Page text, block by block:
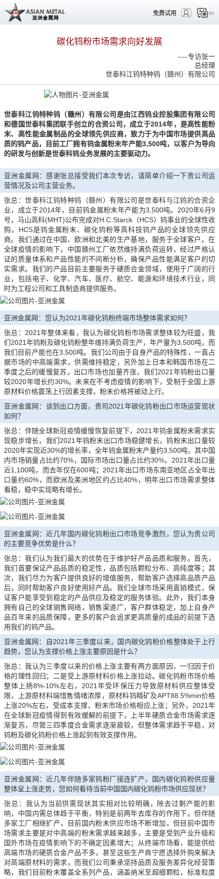
免费试用 EN
碳化钨粉市场需求向好发展
----专访张一
总经理
世泰科江钨特种钨（赣州）有限公司
世泰科江钨特种钨（赣州）有限公司是由江西钨业控股集团有限公司
和德国世泰科集团联手创立的合资公司，成立于2014年，是高性能粉
末、高性能金属制品的全球领先供应商，致力于为中国市场提供高品
质的钨产品，目前工厂拥有钨金属粉末年产能3,500吨，以客户为导向
的研发与创新是世泰科钨业务发展的主要驱动力。
亚洲金属网：感谢张总接受我们本次专访，请简单介绍一下贵公司运
营情况及公司主营业务。
张总：世泰科江钨特种钨（赣州）有限公司是世泰科与江钨的合资企
业，成立于2014年，目前钨金属粉末年产能为3,500吨。2020年6月9
号，马山高科(MHT)公布完成对H.C.Starck（HCS）钨事业的全球性收
购。HCS是钨金属粉末、碳化钨粉等高科技钨产品的全球领先供应
商。我们通过在中国、欧洲和北美的生产基地，服务于全球客户。在
全球疫情的影响下，中国赣州工厂依然维持满负荷运转，经过严格认
证的质量体系和产品性能的不间断分析，确保产品性能满足客户的切
实需求。我们的产品目前主要服务于硬质合金领域，使用于广阔的行
业，包括电子、化学、汽车、医疗、航空、能源和环境技术行业，同
时为工程公司和工具制造商提供服务。
亚洲金属网：您认为2021年碳化钨粉终端市场整体需求如何？
张总：2021年整体来看，我认为碳化钨粉市场需求整体较为旺盛，我
们2021年钨粉及碳化钨粉整年维持满负荷生产，年产量为3,500吨，而
我们目前产能也在3,500吨。我们公司由于自身产品的特殊性，一直占
据市场的中高端需求，供需维持稳定，另外加上日本和韩国市场在二
季度之后的缓慢复苏，出口市场也加量齐涨，我们2021年钨粉出口量
较2020年增长约30%。未来在不考虑疫情的影响下，受制于全国上游
原材料价格震荡上行因素支撑，粉末价格将被动上行。
亚洲金属网：谈到出口方面，贵司2021年碳化钨粉出口市场运营现状
如何？
张总：伴随全球新冠疫情缓慢恢复前提下，2021年钨金属粉末需求实
现稳步增长，我们2021年钨粉末出口市场稳健增长，钨粉末出口量较
2020年实现近30%的增长率，全年钨金属粉末产量约3,500吨，其中国
内市场销量占比约70%，国际市场出口量占比约30%，2021年出口量
近1,100吨，而去年仅在600吨；2021年出口市场东南亚地区占全年出
口量约60%，而欧洲及美洲地区约占比40%，明年出口市场需求整体
看稳，稳中实现略有增长。
亚洲金属网：近几年国内碳化钨粉出口市场竞争激烈，您认为贵公司
的主要竞争优势是什么？
张总：我们认为我们最大的优势在于维护好产品品质和服务。首先，
我们首要保证产品品质的稳定性，品质包括颗粒分布、高纯度等；其
次，我们尽力为客户提供良好的增值服务，帮助客户选择高品质产品
后，同时帮助客户良好使用好产品。我们全球市场采用直销模式，保
证客户能享受到稳定的产品供应及稳定的服务体验。此外，我们本身
拥有自己的全球销售网络，销售渠道广，客户群体稳定，加上自身产
品百年来的品质保障，更多的客户会追求更高质量的成品的前提下选
用我们的钨产品。
亚洲金属网：自2021年三季度以来，国内碳化钨粉价格整体处于上行
趋势，您认为支撑价格上涨主要原因是什么？
张总：我认为三季度以来的价格上涨主要有两方面原因，一归因于价
格的理性回归；二是受上游原材料价格上涨拉动。碳化钨粉市场价格
整体上扬8%-10%左右，2021年受环保压力导致原材料供应整体受
限，上游原材料端惜售情绪浓厚，原材料钨精矿及APT88.5%min价格
上涨20%左右，受成本支撑，粉末市场价格相应上涨；另外，2021年
在全球新冠疫情得到有效缓解的前提下，上半年硬质合金市场需求逐
渐复苏，尽管三四季度合金需求逐渐疲软，但整体需求趋于平稳，对
钨粉及碳化钨粉价格上涨起到有效支撑作用。
亚洲金属网：近几年伴随多家钨粉厂接连扩产，国内碳化钨粉供应量
整体呈上涨走势，您如何看待当前中国国内碳化钨粉市场供应现状？
张总：我认为当前供需现状其实相对比较明确，除去过剩产能的影
响，中国内需总体趋于平衡，特别是前两年去库存的作用下。但伴随
多家工厂相继扩产，目前国内粉末供应市场不断增加，但目前中国市
场需求主要是对中高端的粉末需求越来越多，主要是受到产业升级和
国外市场在疫情影响下的不确定因素增大；从终端市场看，能提供给
高端市场的硬质合金产品不多，甚至这些生产商宁愿选择外购来解决
对高端原材料的需求，而我们公司秉承坚持品质及服务差异化经营策
略，我们目前粉末覆盖全系列产品，涵盖纳米至超细颗粒，标准粒度